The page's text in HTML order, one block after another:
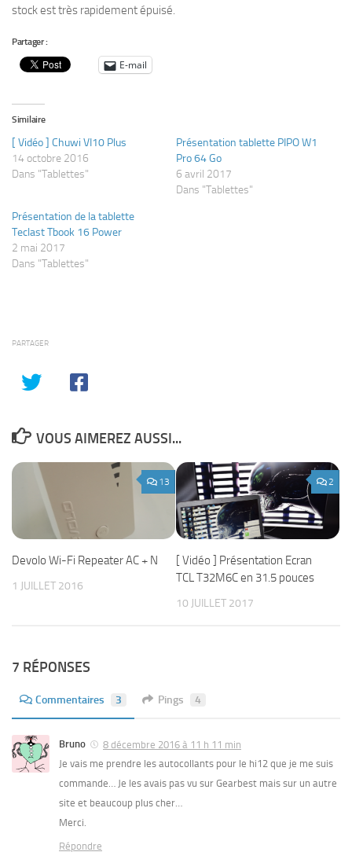
stock est très rapidement épuisé.
Partager :
E-mail
Similaire
[ Vidéo ] Chuwi VI10 Plus
14 octobre 2016
Dans "Tablettes"
Présentation tablette PIPO W1
Pro 64 Go
6 avril 2017
Dans "Tablettes"
Présentation de la tablette
Teclast Tbook 16 Power
2 mai 2017
Dans "Tablettes"
PARTAGER
VOUS AIMEREZ AUSSI...
13
Devolo Wi-Fi Repeater AC + N
1 JUILLET 2016
2
[ Vidéo ] Présentation Ecran
TCL T32M6C en 31.5 pouces
10 JUILLET 2017
7 RÉPONSES
Commentaires 3 Pings 4
Bruno
8 décembre 2016 à 11 h 11 min
Je vais me prendre les autocollants pour le hi12 que je me suis
commande… Je les avais pas vu sur Gearbest mais sur un autre
site et beaucoup plus cher…
Merci.
Répondre